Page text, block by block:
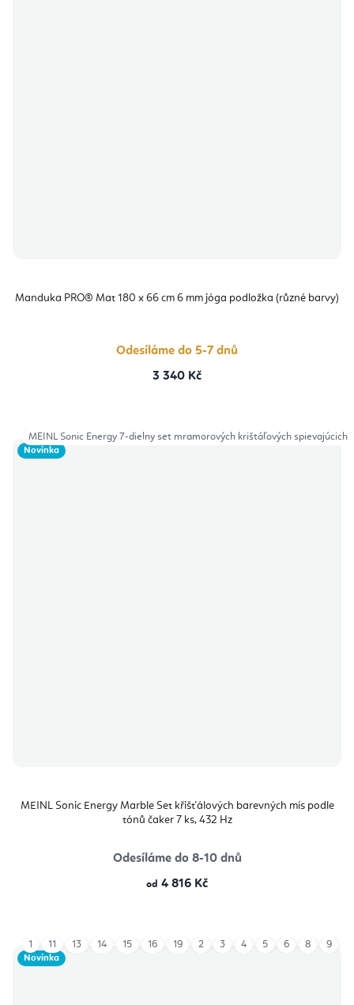
Manduka PRO® Mat 180 x 66 cm 6 mm jóga podložka (různé barvy)
Odesíláme do 5-7 dnů
3 340 Kč
Novinka
MEINL Sonic Energy Marble Set křišťálových barevných mís podle
tónů čaker 7 ks, 432 Hz
Odesíláme do 8-10 dnů
od 4 816 Kč
MEINL Sonic Energy 7-dielny set mramorových krištáľových spievajúcich
Novinka
1 11 13 14 15 16 19 2 3 4 5 6 8 9